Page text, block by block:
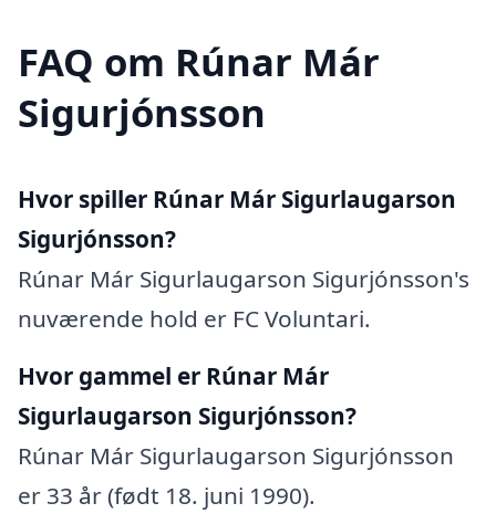
FAQ om Rúnar Már
Sigurjónsson
Hvor spiller Rúnar Már Sigurlaugarson
Sigurjónsson?
Rúnar Már Sigurlaugarson Sigurjónsson's
nuværende hold er FC Voluntari.
Hvor gammel er Rúnar Már
Sigurlaugarson Sigurjónsson?
Rúnar Már Sigurlaugarson Sigurjónsson
er 33 år (født 18. juni 1990).